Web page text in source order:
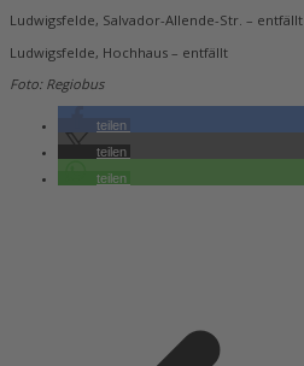
Ludwigsfelde, Salvador-Allende-Str. – entfällt
Ludwigsfelde, Hochhaus – entfällt
Foto: Regiobus
teilen
teilen
teilen